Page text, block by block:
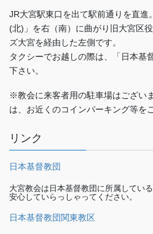
JR大宮駅東口を出て駅前通りを直進
(北)」を右（南）に曲がり旧大宮区
ズ大宮を経由した左側です。
タクシーでお越しの際は、「日本基
下さい。
※教会に来客者用の駐車場はござい
は、お近くのコインパーキング等を
リンク
日本基督教団
大宮教会は日本基督教団に所属してい
安心していらっしゃってください。
日本基督教団関東教区